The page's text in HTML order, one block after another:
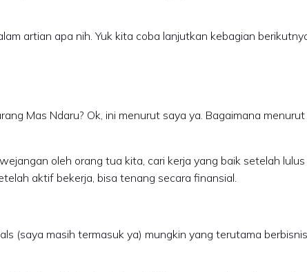
artian apa nih. Yuk kita coba lanjutkan kebagian
Mas Ndaru? Ok, ini menurut saya ya. Bagaimana
oleh orang tua kita, cari kerja yang baik setelah
aktif bekerja, bisa tenang secara finansial.
(saya masih termasuk ya) mungkin yang terutama